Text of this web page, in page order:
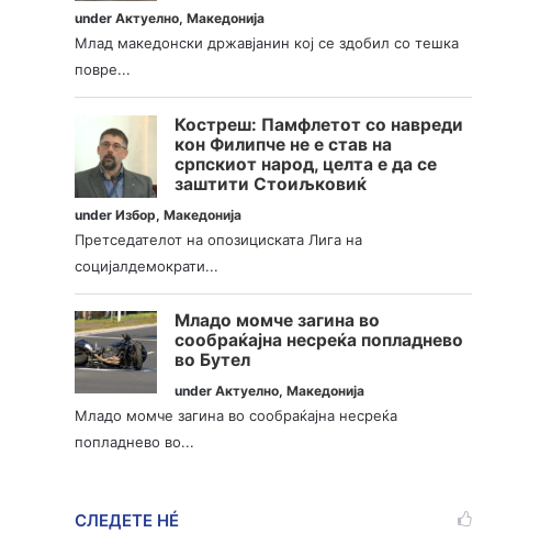
underАктуелно,Македонија
Млад македонски државјанин кој се здобил со тешка
повре...
Костреш: Памфлетот со навреди
кон Филипче не е став на
српскиот народ, целта е да се
заштити Стоиљковиќ
underИзбор,Македонија
Претседателот на опозициската Лига на
социјалдемократи...
Младо момче загина во
сообраќајна несреќа попладнево
во Бутел
underАктуелно,Македонија
Младо момче загина во сообраќајна несреќа
попладнево во...
СЛЕДЕТЕ НÉ